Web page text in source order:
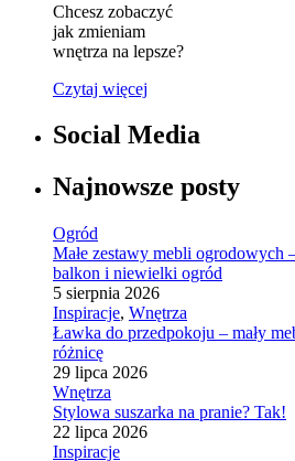
Chcesz zobaczyć
jak zmieniam
wnętrza na lepsze?
Czytaj więcej
Social Media
Najnowsze posty
Ogród
Małe zestawy mebli ogrodowych
balkon i niewielki ogród
5 sierpnia 2026
Inspiracje, Wnętrza
Ławka do przedpokoju – mały
różnicę
29 lipca 2026
Wnętrza
Stylowa suszarka na pranie? Tak!
22 lipca 2026
Inspiracje